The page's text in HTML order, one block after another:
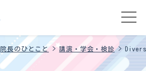
院長のひとこと>講演・学会・検診>